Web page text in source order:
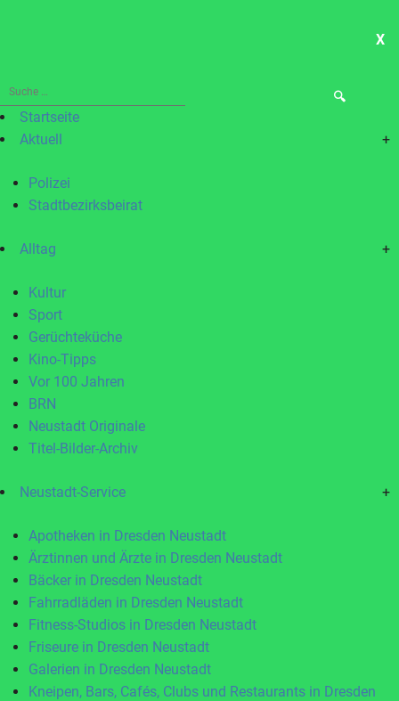
X
Suche
nach:Startseite
Aktuell
+
Polizei
Stadtbezirksbeirat
Alltag +
Kultur
Sport
Gerüchteküche
Kino-Tipps
Vor 100 Jahren
BRN
Neustadt Originale
Titel-Bilder-Archiv
Neustadt-Service +
Apotheken in Dresden Neustadt
Ärztinnen und Ärzte in Dresden Neustadt
Bäcker in Dresden Neustadt
Fahrradläden in Dresden Neustadt
Fitness-Studios in Dresden Neustadt
Friseure in Dresden Neustadt
Galerien in Dresden Neustadt
Kneipen, Bars, Cafés, Clubs und Restaurants in Dresden